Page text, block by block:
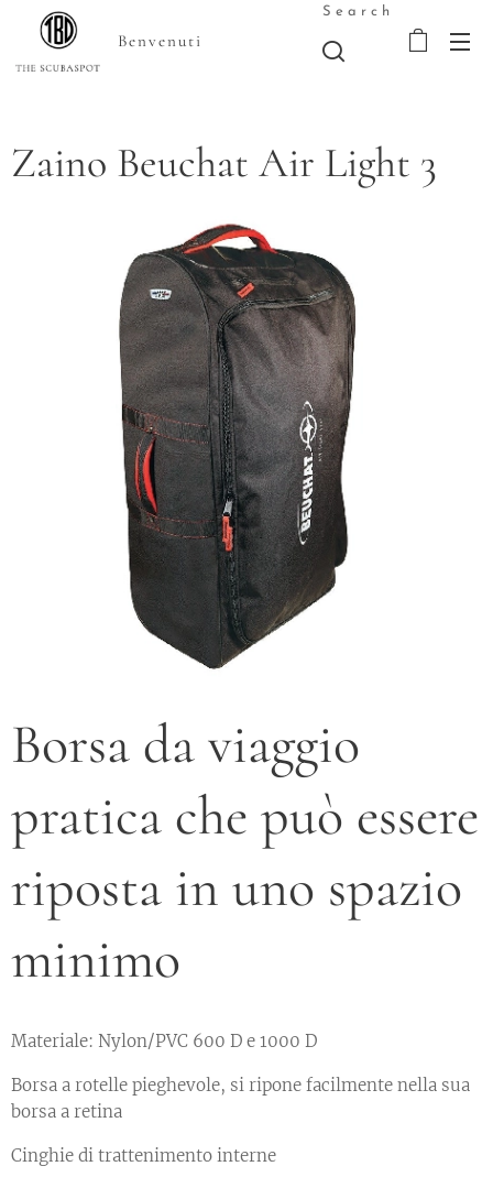
Benvenuti
Search
Zaino Beuchat Air Light 3
Borsa da viaggio
pratica che può essere
riposta in uno spazio
minimo
Materiale: Nylon/PVC 600 D e 1000 D
Borsa a rotelle pieghevole, si ripone facilmente nella sua
borsa a retina
Cinghie di trattenimento interne